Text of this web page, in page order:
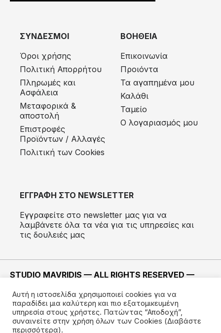
ΣΥΝΔΕΣΜΟΙ
Όροι χρήσης
Πολιτική Απορρήτου
Πληρωμές και
Ασφάλεια
Μεταφορικά &
αποστολή
Eπιστροφές
Προϊόντων / Αλλαγές
Πολιτική των Cookies
ΒΟΗΘΕΙΑ
Επικοινωνία
Προιόντα
Τα αγαπημένα μου
Καλάθι
Ταμείο
Ο λογαριασμός μου
ΕΓΓΡΑΦΗ ΣΤΟ NEWSLETTER
Εγγραφείτε στο newsletter μας για να
λαμβάνετε όλα τα νέα για τις υπηρεσίες και
τις δουλειές μας
STUDIO MAVRIDIS — ALL RIGHTS RESERVED —
ΚΑΤΑΣΚΕΥΗ —IMODE
Αυτή η ιστοσελίδα χρησιμοποιεί cookies για να
παραδίδει μια καλύτερη και πιο εξατομικευμένη
υπηρεσία στους χρήστες. Πατώντας “Αποδοχή”,
συναινείτε στην χρήση όλων των Cookies (Διαβάστε
περισσότερα).